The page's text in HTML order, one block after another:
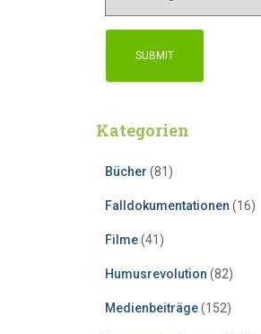
Kategorien
Bücher (81)
Falldokumentationen (16)
Filme(41)
Humusrevolution (82)
Medienbeiträge(152)